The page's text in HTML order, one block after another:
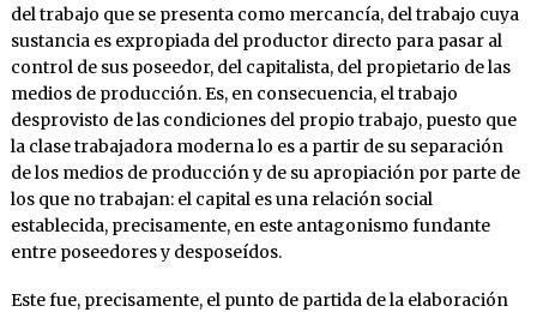
del trabajo que se presenta como mercancía, del trabajo cuya
sustancia es expropiada del productor directo para pasar al
control de sus poseedor, del capitalista, del propietario de las
medios de producción. Es, en consecuencia, el trabajo
desprovisto de las condiciones del propio trabajo, puesto que
la clase trabajadora moderna lo es a partir de su separación
de los medios de producción y de su apropiación por parte de
los que no trabajan: el capital es una relación social
establecida, precisamente, en este antagonismo fundante
entre poseedores y desposeídos.
Este fue, precisamente, el punto de partida de la elaboración